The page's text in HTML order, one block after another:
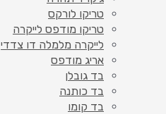
טריקו לורקס
טריקו מודפס לייקרה
לייקרה מלמלה דו צדדי
אריג מודפס
בד גובלן
בד כותנה
בד קומו